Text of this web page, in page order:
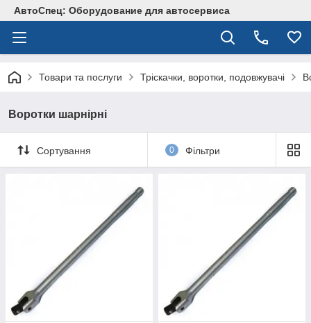
АвтоСпец: Оборудование для автосервиса
Товари та послуги Тріскачки, воротки, подовжувачі
Воротки шарнірні
Сортування 0 Фільтри